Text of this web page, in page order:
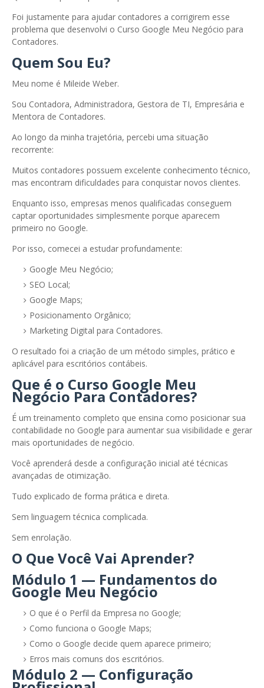
Foi justamente para ajudar contadores a corrigirem esse
problema que desenvolvi o Curso Google Meu Negócio para
Contadores.
Quem Sou Eu?
Meu nome é Mileide Weber.
Sou Contadora, Administradora, Gestora de TI, Empresária e
Mentora de Contadores.
Ao longo da minha trajetória, percebi uma situação
recorrente:
Muitos contadores possuem excelente conhecimento técnico,
mas encontram dificuldades para conquistar novos clientes.
Enquanto isso, empresas menos qualificadas conseguem
captar oportunidades simplesmente porque aparecem
primeiro no Google.
Por isso, comecei a estudar profundamente:
Google Meu Negócio;
SEO Local;
Google Maps;
Posicionamento Orgânico;
Marketing Digital para Contadores.
O resultado foi a criação de um método simples, prático e
aplicável para escritórios contábeis.
Que é o Curso Google Meu
Negócio Para Contadores?
É um treinamento completo que ensina como posicionar sua
contabilidade no Google para aumentar sua visibilidade e gerar
mais oportunidades de negócio.
Você aprenderá desde a configuração inicial até técnicas
avançadas de otimização.
Tudo explicado de forma prática e direta.
Sem linguagem técnica complicada.
Sem enrolação.
O Que Você Vai Aprender?
Módulo 1 — Fundamentos do
Google Meu Negócio
O que é o Perfil da Empresa no Google;
Como funciona o Google Maps;
Como o Google decide quem aparece primeiro;
Erros mais comuns dos escritórios.
Módulo 2 — Configuração